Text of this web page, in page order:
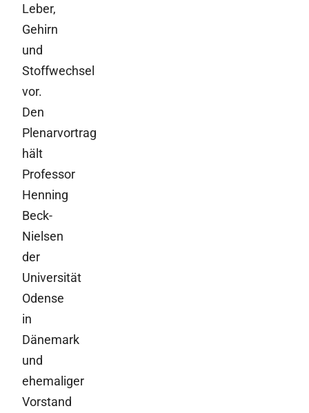
Leber,
Gehirn
und
Stoffwechsel
vor.
Den
Plenarvortrag
hält
Professor
Henning
Beck-
Nielsen
der
Universität
Odense
in
Dänemark
und
ehemaliger
Vorstand